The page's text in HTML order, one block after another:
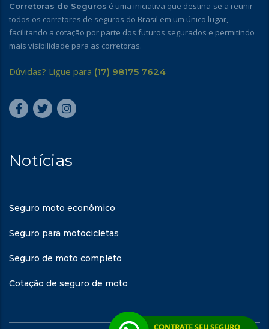
Corretoras de Seguros é uma iniciativa que destina-se a reunir
todos os corretores de seguros do Brasil em um único lugar,
facilitando a cotação por parte dos futuros segurados e permitindo
mais visibilidade para as corretoras.
Dúvidas? Ligue para (17) 98175 7624
Notícias
Seguro moto econômico
Seguro para motocicletas
Seguro de moto completo
Cotação de seguro de moto